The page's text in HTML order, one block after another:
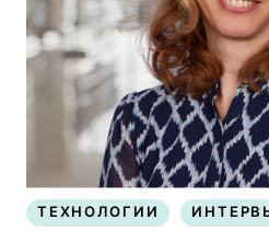
ТЕХНОЛОГИИ